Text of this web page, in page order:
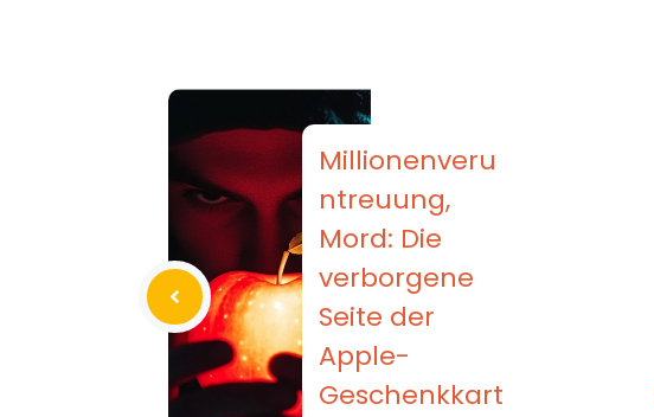
Millionenveru
ntreuung,
Mord: Die
verborgene
Seite der
Apple-
Geschenkkart